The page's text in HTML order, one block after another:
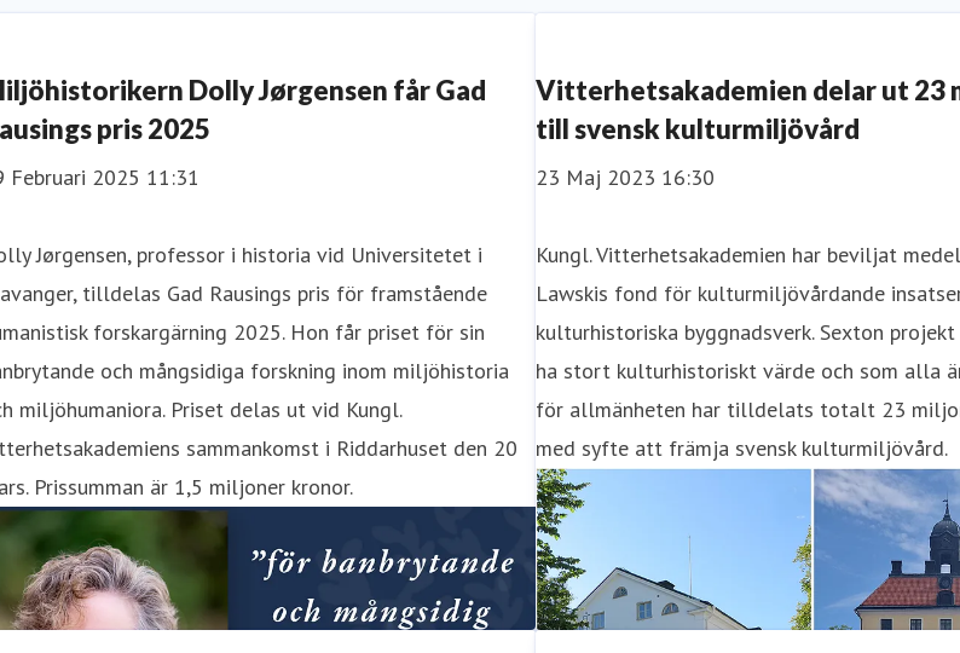
Dolly Jørgensen får Gad
pris 2025
Februari 2025 11:31
Jørgensen, professor i historia vid Universitetet i
tilldelas Gad Rausings pris för framstående
forskargärning 2025. Hon får priset för sin
och mångsidiga forskning inom miljöhistoria
miljöhumaniora. Priset delas ut vid Kungl.
sammankomst i Riddarhuset den 20
Prissumman är 1,5 miljoner kronor.
Vitterhetsakademien delar ut 23
till svensk kulturmiljövård
23 Maj 2023 16:30
Kungl. Vitterhetsakademien har beviljat
Lawskis fond för kulturmiljövårdande
kulturhistoriska byggnadsverk. Sexton
ha stort kulturhistoriskt värde och som alla
för allmänheten har tilldelats totalt 23
med syfte att främja svensk kulturmiljövård.